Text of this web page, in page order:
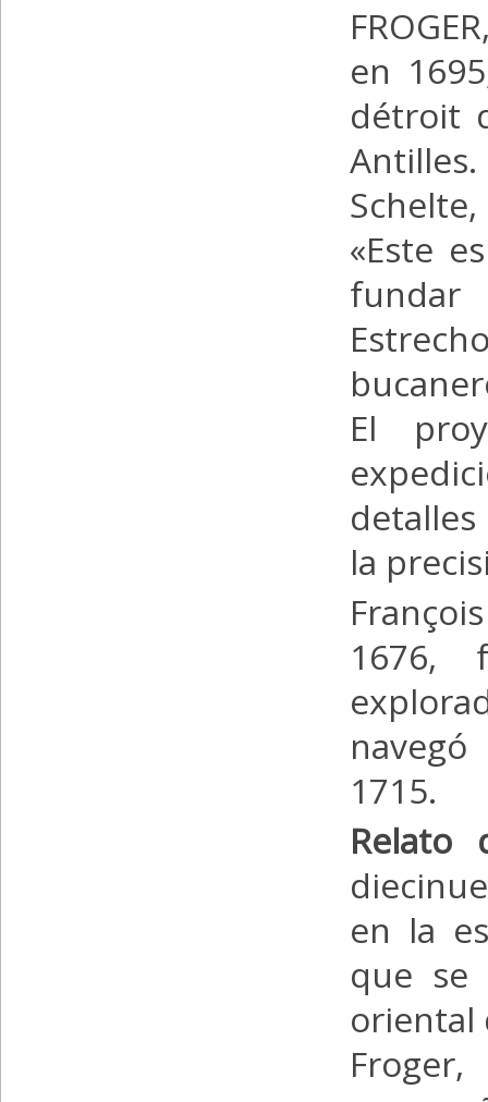
en
détroit
Schelte,
«Este
El
la
1676,
1715.
Relato
en la
que se
oriental